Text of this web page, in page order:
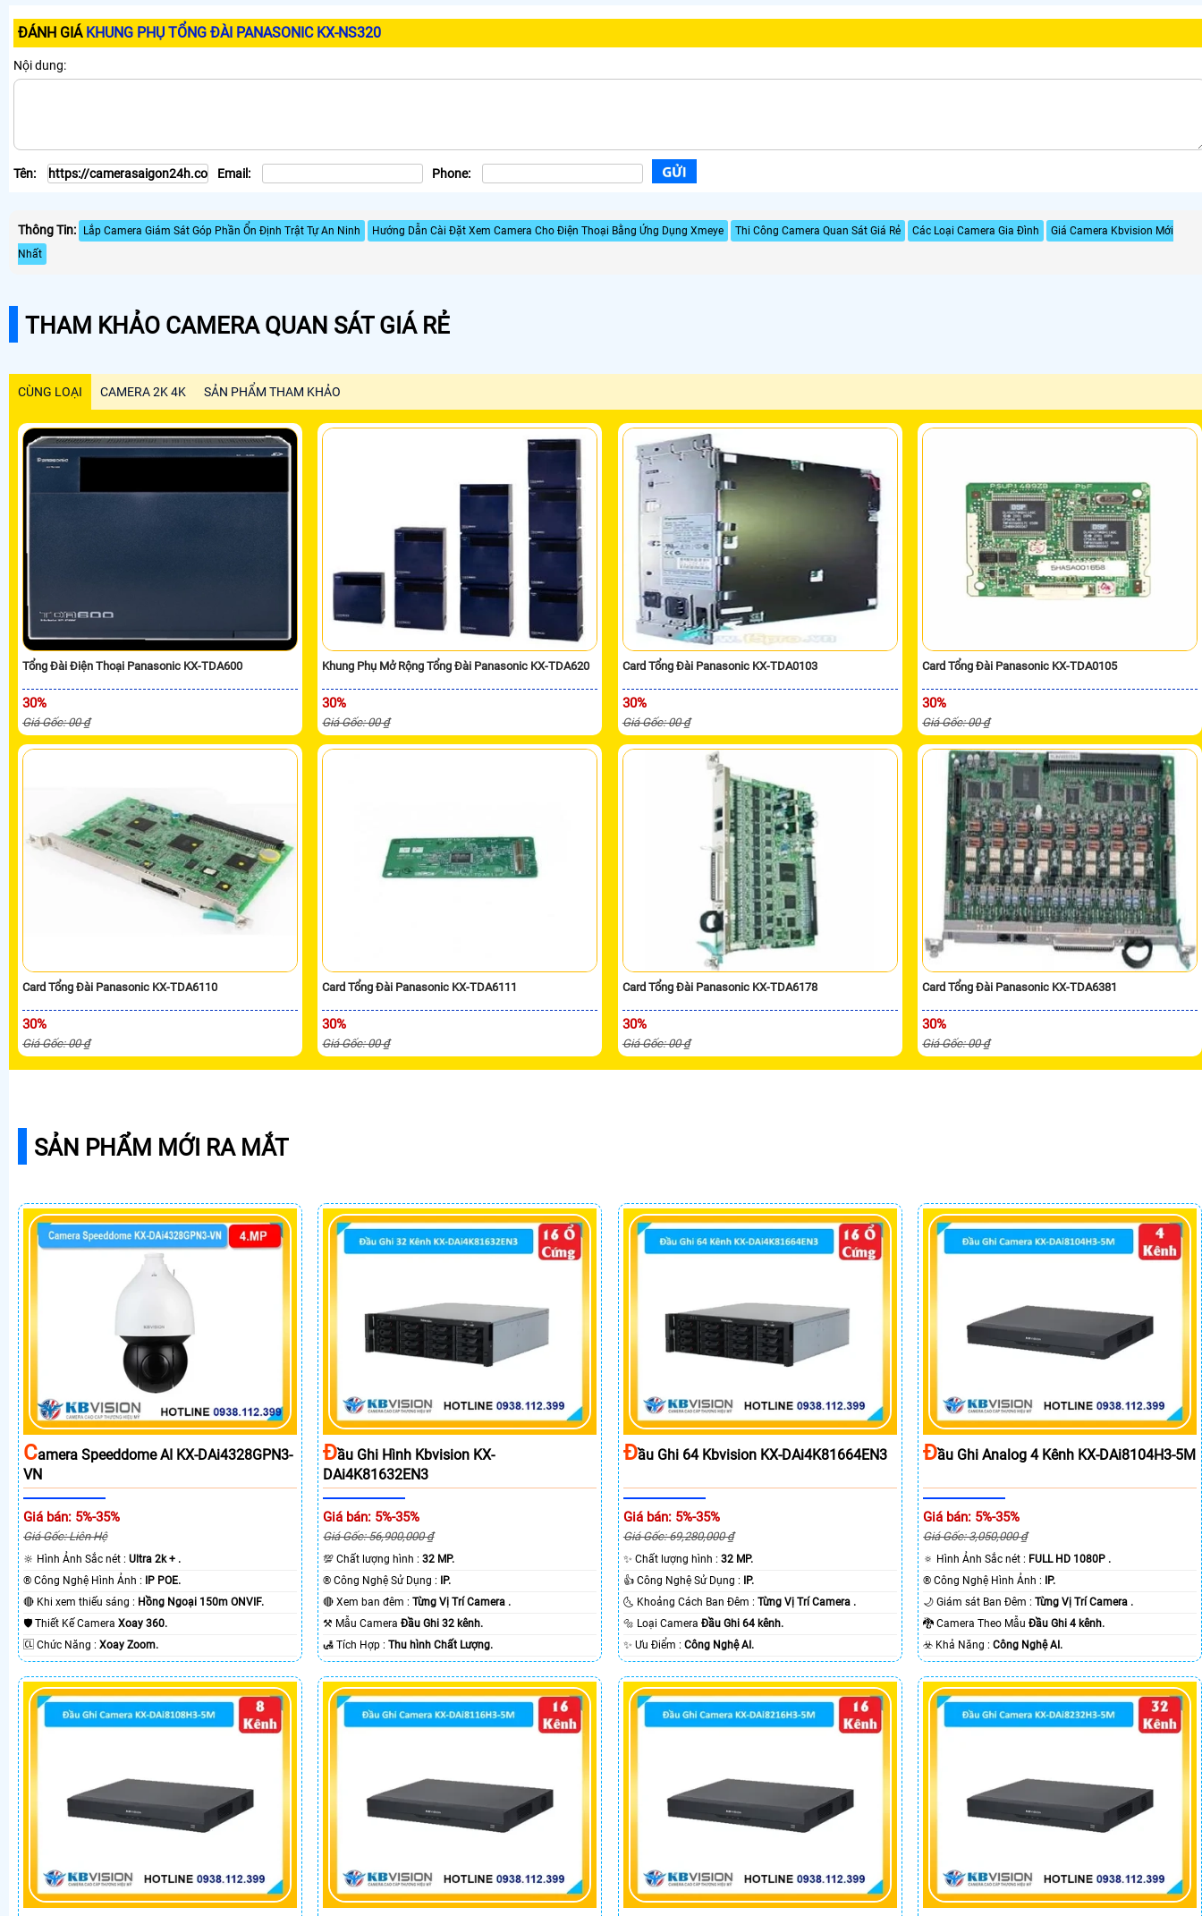
Camera Dahua Xoay 360
Camera Wifi Kbvision Xoay 360 Giá Rẻ
Camera 360 Imou Báo Động
Lắp Camera Kho Hàng Giá Rẻ
Lắp Camera Công Trình Giá Rẻ
ĐÁNH GIÁ KHUNG PHỤ TỔNG ĐÀI PANASONIC KX-NS320
Nội dung:
Tên: Email: Phone:
Thông Tin: Lắp Camera Giám Sát Góp Phần Ổn Định Trật Tự An Ninh Hướng Dẫn Cài Đặt Xem Camera Cho Điện Thoại Bằng Ứng Dụng Xmeye Thi Công Camera Quan Sát Giá Rẻ Các Loại Camera Gia Đình
Giá Camera Kbvision Mới
Nhất
THAM KHẢO CAMERA QUAN SÁT GIÁ RẺ
CÙNG LOẠI CAMERA 2K 4K SẢN PHẨM THAM KHẢO
Tổng Đài Điện Thoại Panasonic KX-TDA600
30%
Giá Gốc: 00 ₫
Khung Phụ Mở Rộng Tổng Đài Panasonic KX-TDA620
30%
Giá Gốc: 00 ₫
Card Tổng Đài Panasonic KX-TDA0103
30%
Giá Gốc: 00 ₫
Card Tổng Đài Panasonic KX-TDA0105
30%
Giá Gốc: 00 ₫
Card Tổng Đài Panasonic KX-TDA6110
30%
Giá Gốc: 00 ₫
Card Tổng Đài Panasonic KX-TDA6111
30%
Giá Gốc: 00 ₫
Card Tổng Đài Panasonic KX-TDA6178
30%
Giá Gốc: 00 ₫
Card Tổng Đài Panasonic KX-TDA6381
30%
Giá Gốc: 00 ₫
SẢN PHẨM MỚI RA MẮT
CAmera Speeddome AI KX-DAi4328GPN3-
VN
Giá bán: 5%-35%
Giá Gốc: Liên Hệ
🔆 Hình Ảnh Sắc nét : Ultra 2k + .
®️ Công Nghệ Hình Ảnh : IP POE.
🔴 Khi xem thiếu sáng : Hồng Ngoại 150m ONVIF.
🛡 Thiết Kế Camera Xoay 360.
️🆑 Chức Năng : Xoay Zoom.
ĐẦu Ghi Hình Kbvision KX-
DAi4K81632EN3
Giá bán: 5%-35%
Giá Gốc: 56,900,000 ₫
💯 Chất lượng hình :32 MP.
®️ Công Nghệ Sử Dụng : IP.
🔴 Xem ban đêm :Từng Vị Trí Camera .
⚒ Mẫu CameraĐầu Ghi 32 kênh.
️🛃 Tích Hợp :Thu hình Chất Lượng.
ĐẦu Ghi 64 Kbvision KX-DAi4K81664EN3
Giá bán: 5%-35%
Giá Gốc: 69,280,000 ₫
✨ Chất lượng hình : 32 MP.
👍 Công Nghệ Sử Dụng : IP.
🌜 Khoảng Cách Ban Đêm : Từng Vị Trí Camera .
🔩 Loại Camera Đầu Ghi 64 kênh.
️✨ Ưu Điểm : Công Nghệ AI.
ĐẦu Ghi Analog 4 Kênh KX-DAi8104H3-5M
Giá bán: 5%-35%
Giá Gốc: 3,050,000 ₫
🔅 Hình Ảnh Sắc nét : FULL HD 1080P .
®️ Công Nghệ Hình Ảnh : IP.
🌙 Giám sát Ban Đêm :Từng Vị Trí Camera .
🐉️ Camera Theo MẫuĐầu Ghi 4 kênh.
️☣️ Khả Năng :Công Nghệ AI.